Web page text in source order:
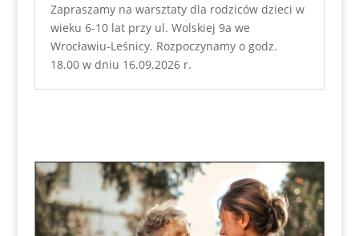
Zapraszamy na warsztaty dla rodziców dzieci w
wieku 6-10 lat przy ul. Wolskiej 9a we
Wrocławiu-Leśnicy. Rozpoczynamy o godz.
18.00 w dniu 16.09.2026 r.